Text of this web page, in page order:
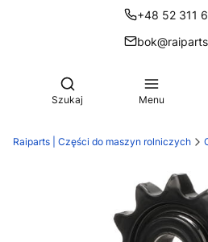
+48 52 311
Otwórz wyszukiwarkę
Szukaj Menu
Raiparts | Części do maszyn rolniczych